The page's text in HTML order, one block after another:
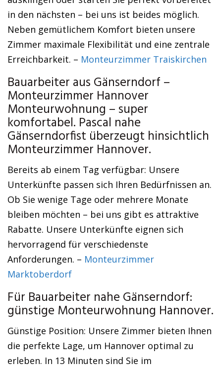
in den nächsten – bei uns ist beides möglich.
Neben gemütlichem Komfort bieten unsere
Zimmer maximale Flexibilität und eine zentrale
Erreichbarkeit. – Monteurzimmer Traiskirchen
Bauarbeiter aus Gänserndorf –
Monteurzimmer Hannover
Monteurwohnung – super
komfortabel. Pascal nahe
Gänserndorfist überzeugt hinsichtlich
Monteurzimmer Hannover.
Bereits ab einem Tag verfügbar: Unsere
Unterkünfte passen sich Ihren Bedürfnissen an.
Ob Sie wenige Tage oder mehrere Monate
bleiben möchten – bei uns gibt es attraktive
Rabatte. Unsere Unterkünfte eignen sich
hervorragend für verschiedenste
Anforderungen. – Monteurzimmer
Marktoberdorf
Für Bauarbeiter nahe Gänserndorf:
günstige Monteurwohnung Hannover.
Günstige Position: Unsere Zimmer bieten Ihnen
die perfekte Lage, um Hannover optimal zu
erleben. In 13 Minuten sind Sie im